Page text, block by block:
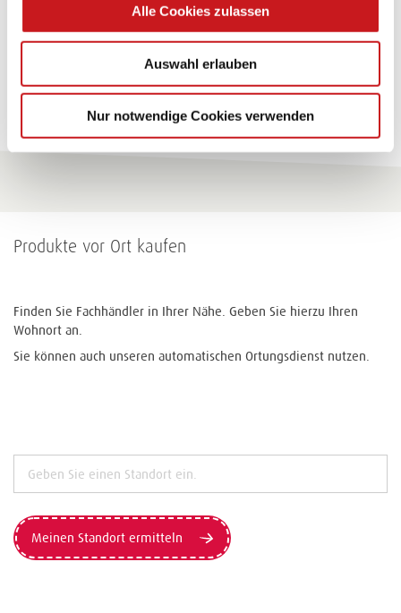
Alle Cookies zulassen
Auswahl erlauben
Nur notwendige Cookies verwenden
Zu allen Tipps
Produkte vor Ort kaufen
Finden Sie Fachhändler in Ihrer Nähe. Geben Sie hierzu Ihren
Wohnort an.
Sie können auch unseren automatischen Ortungsdienst nutzen.
Meinen Standort ermitteln